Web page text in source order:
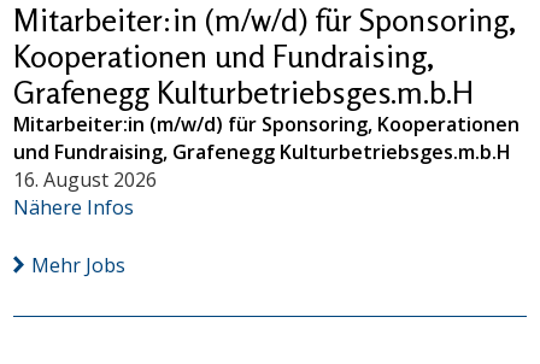
Mitarbeiter:in (m/w/d) für Sponsoring,
Kooperationen und Fundraising,
Grafenegg Kulturbetriebsges.m.b.H
Mitarbeiter:in (m/w/d) für Sponsoring, Kooperationen
und Fundraising, Grafenegg Kulturbetriebsges.m.b.H
16. August 2026
Nähere Infos
Mehr Jobs